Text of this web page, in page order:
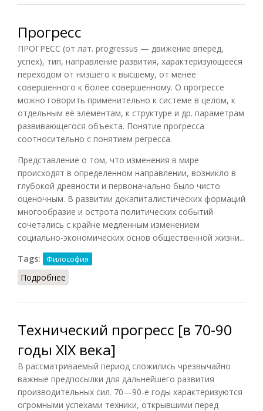
Прогресс
ПРОГРЕСС (от лат. progressus — движение вперёд,
успех), тип, направление развития, характеризующееся
переходом от низшего к высшему, от менее
совершенного к более совершенному. О прогрессе
можно говорить применительно к системе в целом, к
отдельным её элементам, к структуре и др. параметрам
развивающегося объекта. Понятие прогресса
соотносительно с понятием регресса.
Представление о том, что изменения в мире
происходят в определенном направлении, возникло в
глубокой древности и первоначально было чисто
оценочным. В развитии докапиталистических формаций
многообразие и острота политических событий
сочетались с крайне медленным изменением
социально-экономических основ общественной жизни...
Tags:
Философия
Подробнее
Технический прогресс [в 70-90
годы XIX века]
В рассматриваемый период сложились чрезвычайно
важные предпосылки для дальнейшего развития
производительных сил. 70—90-е годы характеризуются
огромными успехами техники, открывшими перед